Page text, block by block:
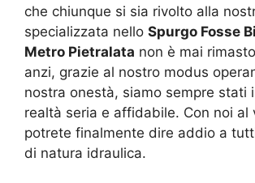
che chiunque si sia rivolto alla
specializzata nello Spurgo Fosse
Metro Pietralata non è mai
anzi, grazie al nostro modus
nostra onestà, siamo sempre stati
realtà seria e affidabile. Con noi al
potrete finalmente dire addio a
di natura idraulica.